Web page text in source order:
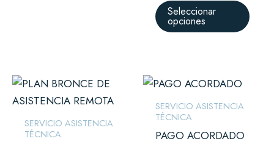
Seleccionar
opciones
SERVICIO ASISTENCIA
TÉCNICA
SERVICIO ASISTENCIA
TÉCNICA
PAGO ACORDADO